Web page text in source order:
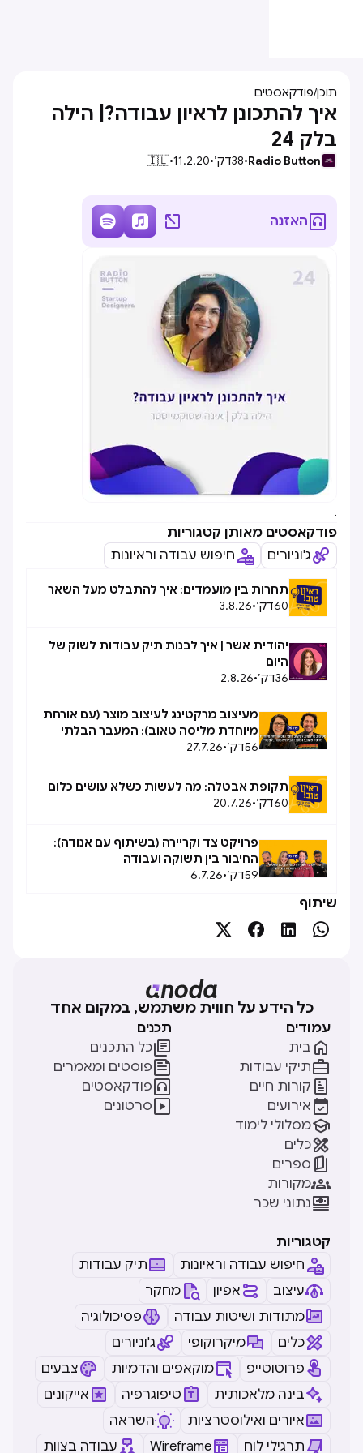
תוכן/פודקאסטים
איך להתכונן לראיון עבודה?| הילה
בלק 24
Radio Button
•
38דק׳•
11.2.20
•
🇮🇱
האזנה 


.
פודקאסטים מאותן קטגוריות
ג'וניורים
חיפוש עבודה וראיונות
תחרות בין מועמדים: איך להתבלט מעל השאר
60דק׳•
3.8.26
יהודית אשר | איך לבנות תיק עבודות לשוק של
היום
36דק׳•
2.8.26
מעיצוב מרקטינג לעיצוב מוצר (עם אורחת
מיוחדת מליסה טאוב): המעבר הבלתי
אפשרי, אפשרי
56דק׳•
27.7.26
תקופת אבטלה: מה לעשות כשלא עושים כלום
60דק׳•
20.7.26
פרויקט צד וקריירה (בשיתוף עם אנודה):
החיבור בין תשוקה ועבודה
59דק׳•
6.7.26
שיתוף




כל הידע על חווית משתמש, במקום אחד
עמודים
בית 
תיקי עבודות
קורות חיים 
אירועים 
מסלולי לימוד
כלים
ספרים 
מקורות
נתוני שכר
תכנים
כל התכנים
פוסטים ומאמרים
פודקאסטים
סרטונים
קטגוריות
חיפוש עבודה וראיונות
תיק עבודות
עיצוב
אפיון
מחקר
מתודות ושיטות עבודה
פסיכולוגיה
כלים
מיקרוקופי
ג'וניורים
פרוטוטייפ
מוקאפים והדמיות
צבעים
בינה מלאכותית
טיפוגרפיה
אייקונים
איורים ואילוסטרציות
השראה
תרגילי לוח
Wireframe עבודה בצוות